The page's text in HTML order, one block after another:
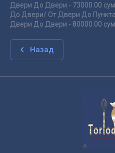
Двери До Двери - 73000.00 сум
До Двери/ От Двери До Пункта
Двери До Двери - 80000.00 сум
Назад